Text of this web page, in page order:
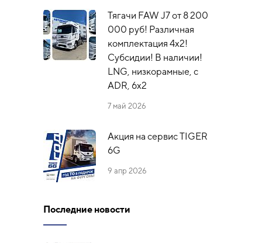
Тягачи FAW J7 от 8 200
000 руб! Различная
комплектация 4х2!
Субсидии! В наличии!
LNG, низкорамные, с
ADR, 6x2
7 май 2026
Акция на сервис TIGER
6G
9 апр 2026
Последние новости